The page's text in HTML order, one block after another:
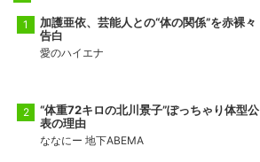
加護亜依、芸能人との“体の関係”を赤裸々
告白
愛のハイエナ
“体重72キロの北川景子”ぽっちゃり体型公
表の理由
ななにー 地下ABEMA